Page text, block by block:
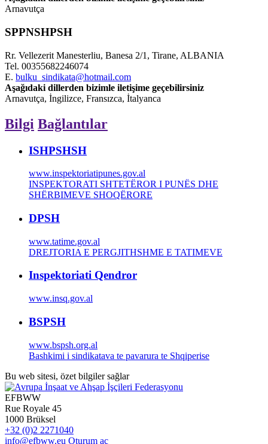
Arnavutça
SPPNSHPSH
Rr. Vellezerit Manesterliu, Banesa 2/1, Tirane, ALBANIA
Tel. 00355682246074
E. bulku_sindikata@hotmail.com
Aşağıdaki dillerden bizimle iletişime geçebilirsiniz
Arnavutça, İngilizce, Fransızca, İtalyanca
Bilgi Bağlantılar
ISHPSHSH
www.inspektoriatipunes.gov.al
INSPEKTORATI SHTETËROR I PUNËS DHE
SHËRBIMEVE SHOQËRORE
DPSH
www.tatime.gov.al
DREJTORIA E PERGJITHSHME E TATIMEVE
Inspektoriati Qendror
www.insq.gov.al
BSPSH
www.bspsh.org.al
Bashkimi i sindikatava te pavarura te Shqiperise
Bu web sitesi, özet bilgiler sağlar
EFBWW
Rue Royale 45
1000 Brüksel
+32 (0)2 2271040
info@efbww.eu Oturum aç